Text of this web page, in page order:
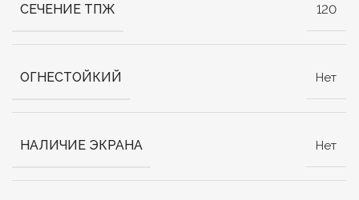
СЕЧЕНИЕ ТПЖ 120
ОГНЕСТОЙКИЙ Нет
НАЛИЧИЕ ЭКРАНА Нет